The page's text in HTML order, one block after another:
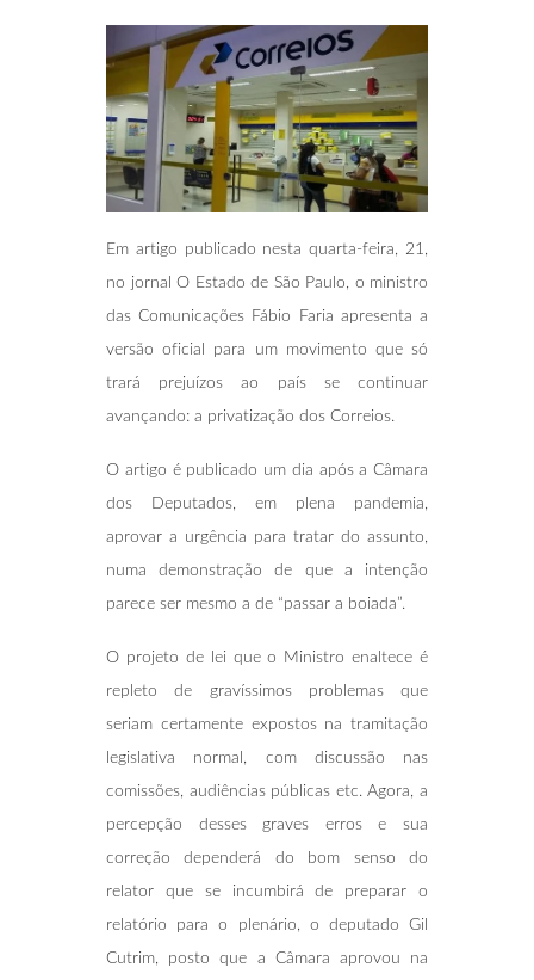
Em artigo publicado nesta quarta-feira, 21,
no jornal O Estado de São Paulo, o ministro
das Comunicações Fábio Faria apresenta a
versão oficial para um movimento que só
trará prejuízos ao país se continuar
avançando: a privatização dos Correios.
O artigo é publicado um dia após a Câmara
dos Deputados, em plena pandemia,
aprovar a urgência para tratar do assunto,
numa demonstração de que a intenção
parece ser mesmo a de “passar a boiada”.
O projeto de lei que o Ministro enaltece é
repleto de gravíssimos problemas que
seriam certamente expostos na tramitação
legislativa normal, com discussão nas
comissões, audiências públicas etc. Agora, a
percepção desses graves erros e sua
correção dependerá do bom senso do
relator que se incumbirá de preparar o
relatório para o plenário, o deputado Gil
Cutrim, posto que a Câmara aprovou na